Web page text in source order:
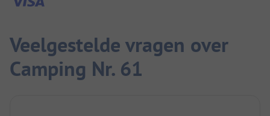
Veelgestelde vragen over
Camping Nr. 61